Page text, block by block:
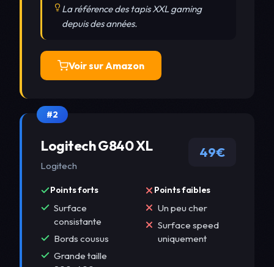
La référence des tapis XXL gaming
depuis des années.
Voir sur Amazon
#2
Logitech G840 XL
Logitech
49€
Points forts
Surface
consistante
Bords cousus
Grande taille
Points faibles
Un peu cher
Surface speed
uniquement